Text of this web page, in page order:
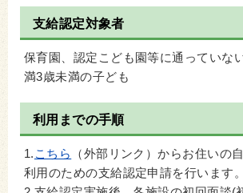
支給認定対象者
保育園、認定こども園等に通っていな
満3歳未満の子ども
利用までの手順
1. こちら
（外部リンク）からお住いの
利用のための支給認定申請を行います。